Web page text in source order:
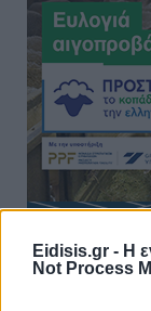
Eidisis.gr - Η
Not Process